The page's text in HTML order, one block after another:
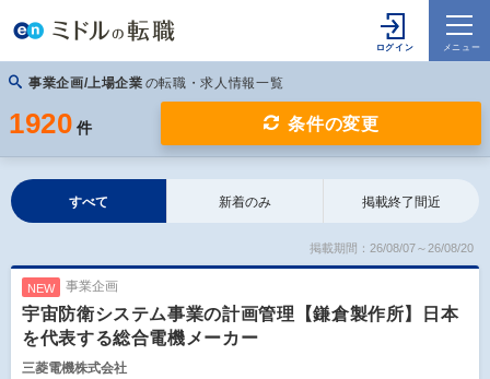
事業企画/上場企業 の転職・求人情報一覧
1920 件 条件の変更
すべて 新着のみ 掲載終了間近
掲載期間：26/08/07～26/08/20
NEW 事業企画
宇宙防衛システム事業の計画管理【鎌倉製作所】日本
を代表する総合電機メーカー
三菱電機株式会社